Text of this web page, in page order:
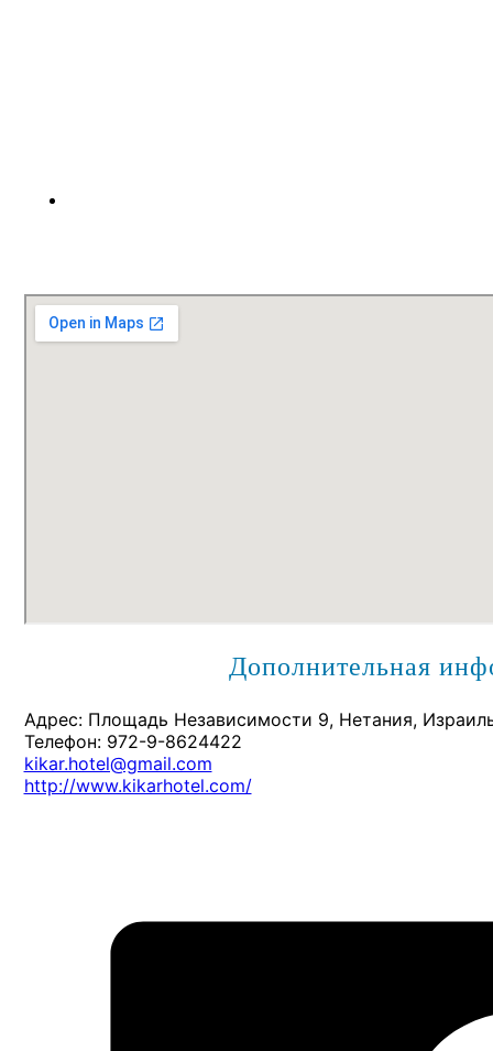
Дополнительная
Адрес: Площадь Независимости 9, Нетания,
Телефон: 972-9-8624422
kikar.hotel@gmail.com
http://www.kikarhotel.com/